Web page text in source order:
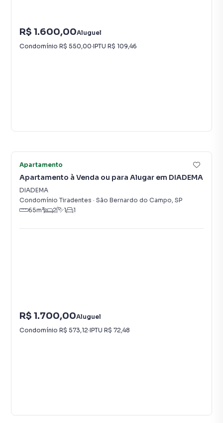
R$ 1.600,00Aluguel
Condomínio R$ 550,00·IPTU R$ 109,46
Apartamento
Apartamento à Venda ou para Alugar em DIADEMA
DIADEMA
Condomínio Tiradentes · São Bernardo do Campo, SP
65m² 2 1 1
R$ 1.700,00Aluguel
Condomínio R$ 573,12·IPTU R$ 72,48